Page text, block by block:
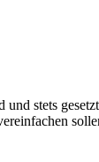
stets